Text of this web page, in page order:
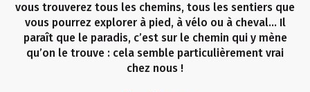
vous trouverez tous les chemins, tous les sentiers que
vous pourrez explorer à pied, à vélo ou à cheval… Il
paraît que le paradis, c’est sur le chemin qui y mène
qu’on le trouve : cela semble particulièrement vrai
chez nous !